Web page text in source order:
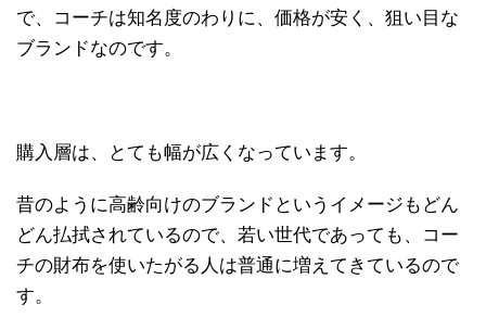
で、コーチは知名度のわりに、価格が安く、狙い目な
ブランドなのです。
購入層は、とても幅が広くなっています。
昔のように高齢向けのブランドというイメージもどん
どん払拭されているので、若い世代であっても、コー
チの財布を使いたがる人は普通に増えてきているので
す。